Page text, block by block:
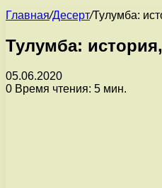
Главная/Десерт/Тулумба:
Тулумба:
05.06.2020
0 Время чтения: 5 мин.